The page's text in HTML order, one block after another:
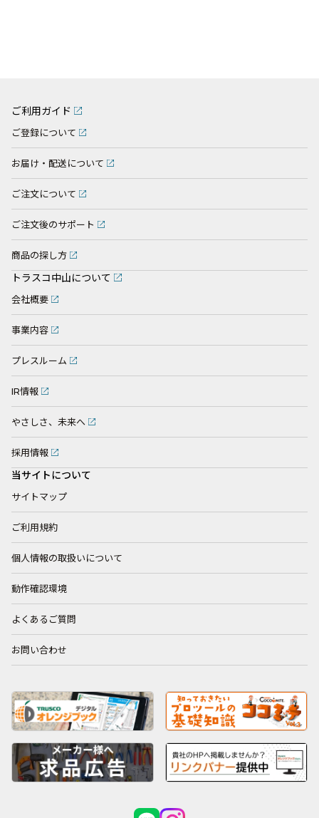
ご利用ガイド
ご登録について
お届け・配送について
ご注文について
ご注文後のサポート
商品の探し方
トラスコ中山について
会社概要
事業内容
プレスルーム
IR情報
やさしさ、未来へ
採用情報
当サイトについて
サイトマップ
ご利用規約
個人情報の取扱いについて
動作確認環境
よくあるご質問
お問い合わせ